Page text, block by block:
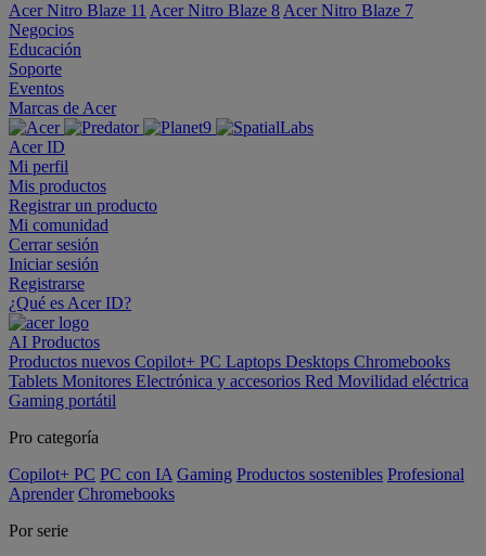
Acer Nitro Blaze 11 Acer Nitro Blaze 8 Acer Nitro Blaze 7
Negocios
Educación
Soporte
Eventos
Marcas de Acer
Acer ID
Mi perfil
Mis productos
Registrar un producto
Mi comunidad
Cerrar sesión
Iniciar sesión
Registrarse
¿Qué es Acer ID?
AI Productos
Productos nuevos Copilot+ PC Laptops Desktops Chromebooks
Tablets Monitores Electrónica y accesorios Red Movilidad eléctrica
Gaming portátil
Pro categoría
Copilot+ PC PC con IA Gaming Productos sostenibles Profesional
Aprender Chromebooks
Por serie